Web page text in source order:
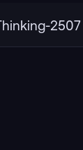
2507